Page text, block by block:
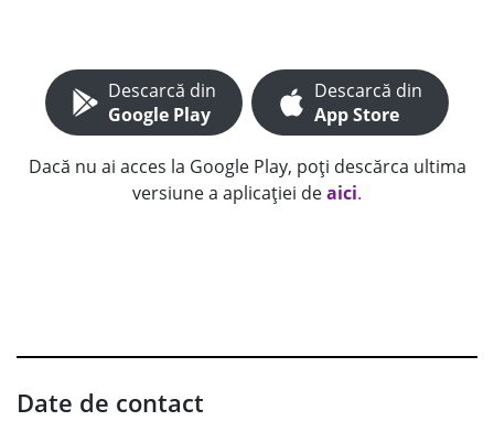
Prin
cum
Descarcă din
Google Play
Descarcă din
App Store
Dacă nu ai acces la Google Play, poți descărca ultima
versiune a aplicației deaici.
Date de contact